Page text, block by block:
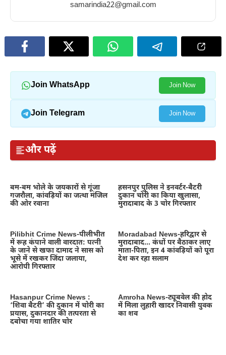
samarindia22@gmail.com
Join WhatsApp Join Now
Join Telegram Join Now
और पढ़ें
बम-बम भोले के जयकारों से गूंजा
गजरौला, कांवड़ियों का जत्था मंजिल
की ओर रवाना
हसनपुर पुलिस ने इनवर्टर-बैटरी
दुकान चोरी का किया खुलासा,
मुरादाबाद के 3 चोर गिरफ्तार
Pilibhit Crime News-पीलीभीत
में रूह कंपाने वाली वारदात: पत्नी
के जाने से खफा दामाद ने सास को
भूसे में रखकर जिंदा जलाया,
आरोपी गिरफ्तार
Moradabad News-हरिद्वार से
मुरादाबाद… कंधों पर बैठाकर लाए
माता-पिता, इन 4 कांवड़ियों को पूरा
देश कर रहा सलाम
Hasanpur Crime News :
‘शिवा बैटरी’ की दुकान में चोरी का
प्रयास, दुकानदार की तत्परता से
दबोचा गया शातिर चोर
Amroha News-ट्यूबवेल की होद
में मिला लुहारी खादर निवासी युवक
का शव